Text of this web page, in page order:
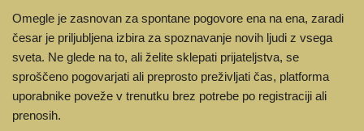
Omegle je zasnovan za spontane pogovore ena na ena, zaradi
česar je priljubljena izbira za spoznavanje novih ljudi z vsega
sveta. Ne glede na to, ali želite sklepati prijateljstva, se
sproščeno pogovarjati ali preprosto preživljati čas, platforma
uporabnike poveže v trenutku brez potrebe po registraciji ali
prenosih.